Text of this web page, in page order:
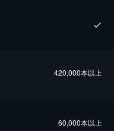
420,000本以上
60,000本以上